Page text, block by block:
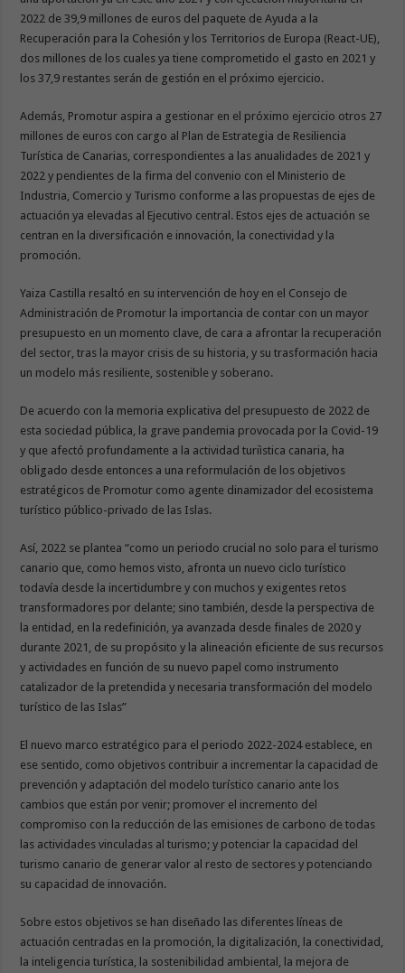
2022 de 39,9 millones de euros del paquete de Ayuda a la
Recuperación para la Cohesión y los Territorios de Europa (React-UE),
dos millones de los cuales ya tiene comprometido el gasto en 2021 y
los 37,9 restantes serán de gestión en el próximo ejercicio.
Además, Promotur aspira a gestionar en el próximo ejercicio otros 27
millones de euros con cargo al Plan de Estrategia de Resiliencia
Turística de Canarias, correspondientes a las anualidades de 2021 y
2022 y pendientes de la firma del convenio con el Ministerio de
Industria, Comercio y Turismo conforme a las propuestas de ejes de
actuación ya elevadas al Ejecutivo central. Estos ejes de actuación se
centran en la diversificación e innovación, la conectividad y la
promoción.
Yaiza Castilla resaltó en su intervención de hoy en el Consejo de
Administración de Promotur la importancia de contar con un mayor
presupuesto en un momento clave, de cara a afrontar la recuperación
del sector, tras la mayor crisis de su historia, y su trasformación hacia
un modelo más resiliente, sostenible y soberano.
De acuerdo con la memoria explicativa del presupuesto de 2022 de
esta sociedad pública, la grave pandemia provocada por la Covid-19
y que afectó profundamente a la actividad turiìstica canaria, ha
obligado desde entonces a una reformulación de los objetivos
estratégicos de Promotur como agente dinamizador del ecosistema
turístico público-privado de las Islas.
Así, 2022 se plantea “como un periodo crucial no solo para el turismo
canario que, como hemos visto, afronta un nuevo ciclo turístico
todavía desde la incertidumbre y con muchos y exigentes retos
transformadores por delante; sino también, desde la perspectiva de
la entidad, en la redefinición, ya avanzada desde finales de 2020 y
durante 2021, de su propósito y la alineación eficiente de sus recursos
y actividades en función de su nuevo papel como instrumento
catalizador de la pretendida y necesaria transformación del modelo
turístico de las Islas”
El nuevo marco estratégico para el periodo 2022-2024 establece, en
ese sentido, como objetivos contribuir a incrementar la capacidad de
prevención y adaptación del modelo turístico canario ante los
cambios que están por venir; promover el incremento del
compromiso con la reducción de las emisiones de carbono de todas
las actividades vinculadas al turismo; y potenciar la capacidad del
turismo canario de generar valor al resto de sectores y potenciando
su capacidad de innovación.
Sobre estos objetivos se han diseñado las diferentes líneas de
actuación centradas en la promoción, la digitalización, la conectividad,
la inteligencia turística, la sostenibilidad ambiental, la mejora de